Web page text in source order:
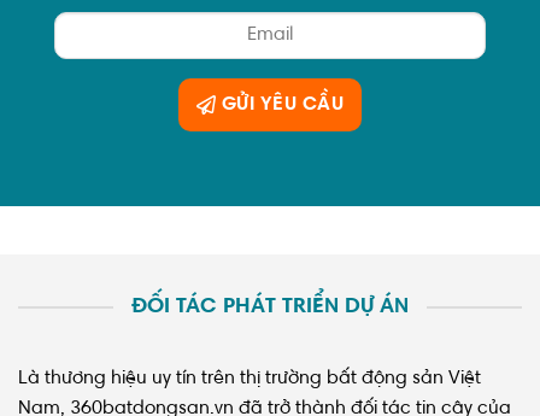
GỬI YÊU CẦU
ĐỐI TÁC PHÁT TRIỂN DỰ ÁN
Là thương hiệu uy tín trên thị trường bất động sản Việt
Nam, 360batdongsan.vn đã trở thành đối tác tin cậy của